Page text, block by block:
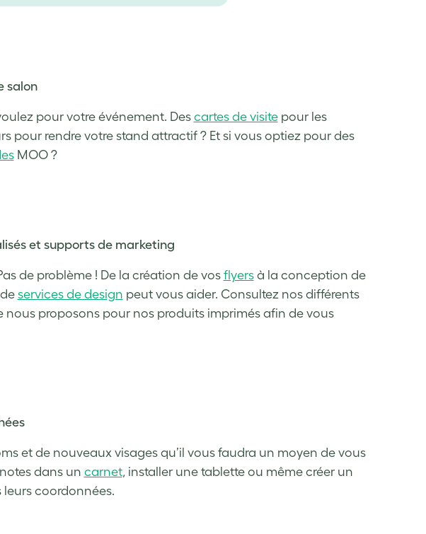
salon
pour votre événement. Des cartes de visitepour les
pour rendre votre stand attractif ? Et si vous optiez pour des
MOO ?
et supports de marketing
de problème ! De la création de vosflyersà la conception de
services de design peut vous aider. Consultez nos différents
nous proposons pour nos produits imprimés afin de vous
et de nouveaux visages qu’il vous faudra un moyen de vous
dans un carnet, installer une tablette ou même créer un
leurs coordonnées.